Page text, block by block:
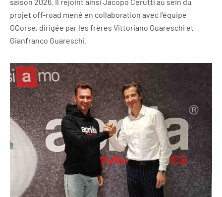
projet off-road mené en collaboration avec l’équipe
GCorse, dirigée par les frères Vittoriano Guareschi et
Gianfranco Guareschi.